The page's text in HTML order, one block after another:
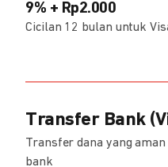
9% + Rp2.000
Cicilan 12 bulan untuk
Transfer Bank
Transfer dana yang
bank